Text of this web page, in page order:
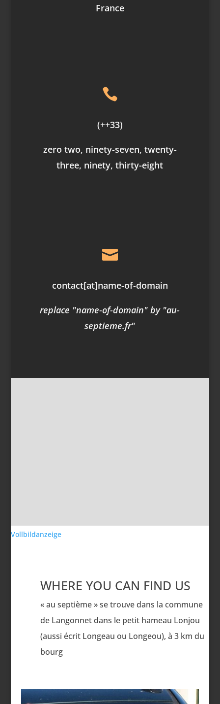
France

(++33)
zero two, ninety-seven, twenty-
three, ninety, thirty-eight

contact[at]name-of-domain
replace "name-of-domain" by "au-
septieme.fr"
Vollbildanzeige
WHERE YOU CAN FIND US
« au septième » se trouve dans la commune
de Langonnet dans le petit hameau Lonjou
(aussi écrit Longeau ou Longeou), à 3 km du
bourg